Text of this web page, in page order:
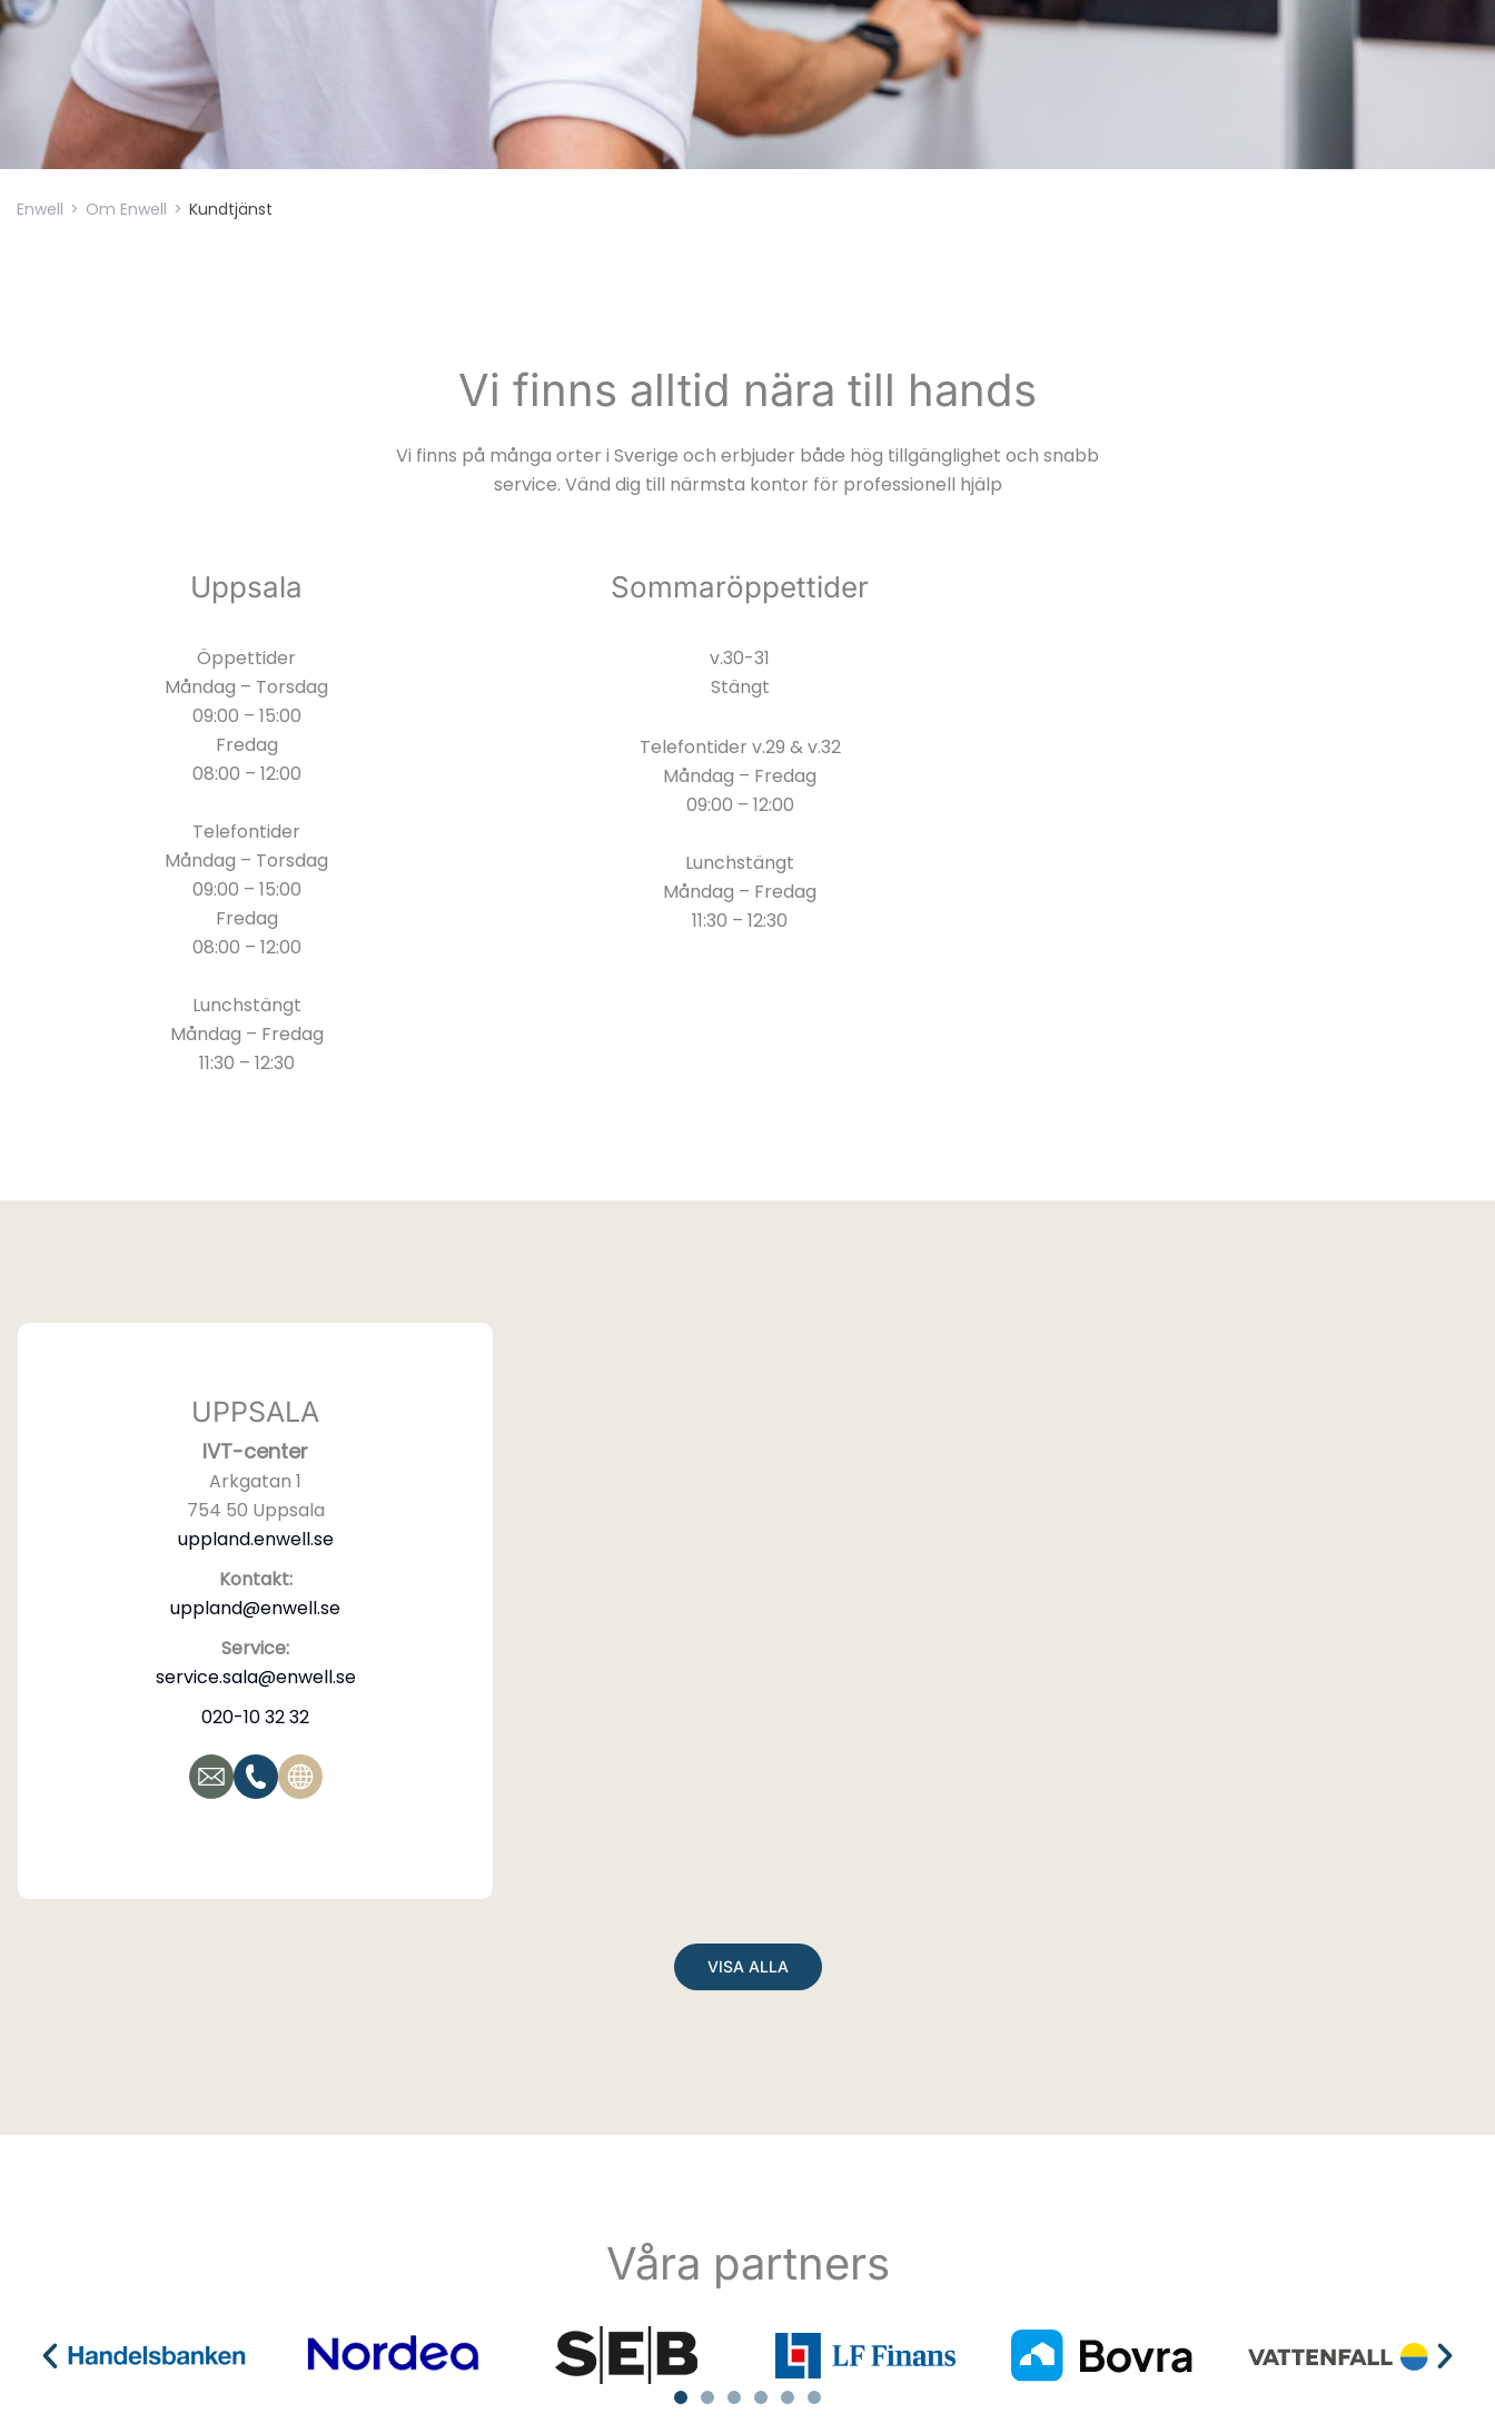
Enwell > Om Enwell > Kundtjänst
Vi finns alltid nära till hands​
Vi finns på många orter i Sverige och erbjuder både hög tillgänglighet och snabb
service. Vänd dig till närmsta kontor för professionell hjälp
Uppsala
Öppettider
Måndag – Torsdag
09:00 – 15:00
Fredag
08:00 – 12:00
Telefontider
Måndag – Torsdag
09:00 – 15:00
Fredag
08:00 – 12:00
Lunchstängt
Måndag – Fredag
11:30 – 12:30
Sommaröppettider
v.30-31
Stängt
Telefontider v.29 & v.32
Måndag – Fredag
09:00 – 12:00
Lunchstängt
Måndag – Fredag
11:30 – 12:30
UPPSALA
IVT-center
Arkgatan 1
754 50 Uppsala
uppland.enwell.se
Kontakt:
uppland@enwell.se
Service:
service.sala@enwell.se
020-10 32 32
VISA ALLA
Våra partners